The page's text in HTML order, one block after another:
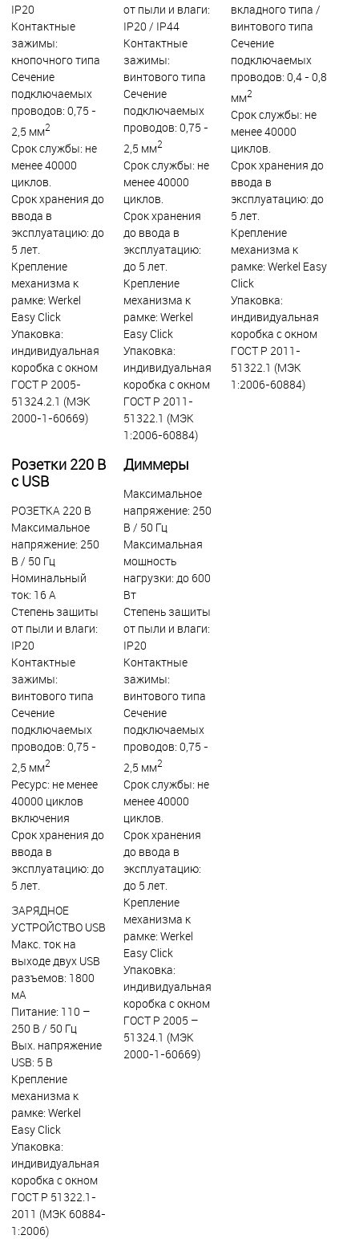
IP20
Контактные
зажимы:
кнопочного типа
Сечение
подключаемых
проводов: 0,75 -
2,5 мм2
Срок службы: не
менее 40000
циклов.
Срок хранения до
ввода в
эксплуатацию: до
5 лет.
Крепление
механизма к
рамке: Werkel
Easy Click
Упаковка:
индивидуальная
коробка с окном
ГОСТ Р 2005-
51324.2.1 (МЭК
2000-1-60669)
от пыли и влаги:
IP20 / IР44
Контактные
зажимы:
винтового типа
Сечение
подключаемых
проводов: 0,75 -
2,5 мм2
Срок службы: не
менее 40000
циклов.
Срок хранения
до ввода в
эксплуатацию:
до 5 лет.
Крепление
механизма к
рамке: Werkel
Easy Click
Упаковка:
индивидуальная
коробка с окном
ГОСТ Р 2011-
51322.1 (МЭК
1:2006-60884)
вкладного типа /
винтового типа
Сечение
подключаемых
проводов: 0,4 - 0,8
мм2
Срок службы: не
менее 40000
циклов.
Срок хранения до
ввода в
эксплуатацию: до
5 лет.
Крепление
механизма к
рамке: Werkel Easy
Click
Упаковка:
индивидуальная
коробка с окном
ГОСТ Р 2011-
51322.1 (МЭК
1:2006-60884)
Розетки 220 В
с USB
РОЗЕТКА 220 В
Максимальное
напряжение: 250
В / 50 Гц
Номинальный
ток: 16 А
Степень защиты
от пыли и влаги:
IР20
Контактные
зажимы:
винтового типа
Сечение
подключаемых
проводов: 0,75 -
2,5 мм2
Ресурс: не менее
40000 циклов
включения
Срок хранения до
ввода в
эксплуатацию: до
5 лет.
ЗАРЯДНОЕ
УСТРОЙСТВО USB
Макс. ток на
выходе двух USB
разъемов: 1800
мА
Питание: 110 –
250 В / 50 Гц
Вых. напряжение
USB: 5 В
Крепление
механизма к
рамке: Werkel
Easy Click
Упаковка:
индивидуальная
коробка с окном
ГОСТ Р 51322.1-
2011 (МЭК 60884-
1:2006)
Диммеры
Максимальное
напряжение: 250
В / 50 Гц
Максимальная
мощность
нагрузки: до 600
Вт
Степень защиты
от пыли и влаги:
IР20
Контактные
зажимы:
винтового типа
Сечение
подключаемых
проводов: 0,75 -
2,5 мм2
Срок службы: не
менее 40000
циклов.
Срок хранения
до ввода в
эксплуатацию:
до 5 лет.
Крепление
механизма к
рамке: Werkel
Easy Click
Упаковка:
индивидуальная
коробка с окном
ГОСТ Р 2005 –
51324.1 (МЭК
2000-1-60669)